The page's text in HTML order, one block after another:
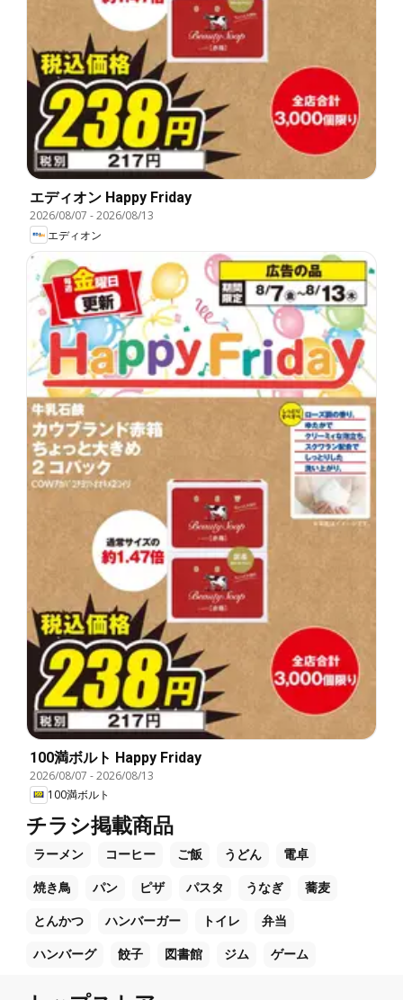
エディオン Happy Friday
2026/08/07 -2026/08/13
エディオン
100満ボルト Happy Friday
2026/08/07 -2026/08/13
100満ボルト
チラシ掲載商品
ラーメン コーヒー ご飯 うどん 電卓
焼き鳥 パン ピザ パスタ うなぎ 蕎麦
とんかつ ハンバーガー トイレ 弁当
ハンバーグ 餃子 図書館 ジム ゲーム